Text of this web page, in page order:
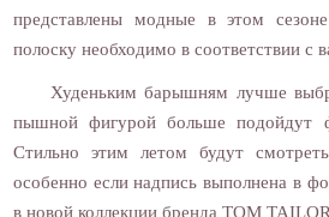
представлены модные в этом
полоску необходимо в соответствии
Худеньким барышням лучше
пышной фигурой больше подойдут
Стильно этим летом будут
особенно если надпись выполнена в
в новой коллекции бренда TOM